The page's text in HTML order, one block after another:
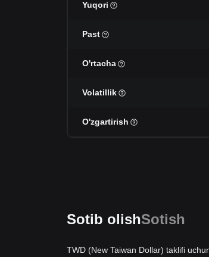
Yuqori
Past
O'rtacha
Volatillik
O'zgartirish
Sotib olishSotish
TWD (New Taiwan Dollar) taklifi